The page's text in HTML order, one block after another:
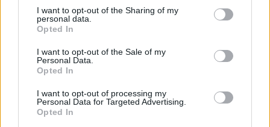
not limited to your visit or usage behaviour. You may click to
grant or deny consent to Google and its third-party tags to
use your data for below specified purposes in below Google
consent section.
I want to opt-out of the Sharing of my
personal data.
Opted In
I want to opt-out of the Sale of my
Personal Data.
Opted In
I want to opt-out of processing my
Personal Data for Targeted Advertising.
Opted In
Jellemzően fizikai bántalmazás, súlyos
félelemkeltés miatt tanácsolnak el valakit